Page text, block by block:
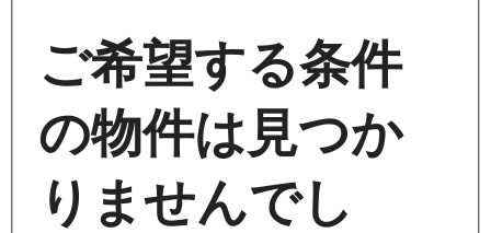
ご希望する条件
の物件は見つか
りませんでし